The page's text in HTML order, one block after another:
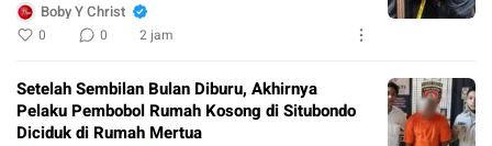
Boby Y Christ
0 0 2 jam
Setelah Sembilan Bulan Diburu, Akhirnya
Pelaku Pembobol Rumah Kosong di Situbondo
Diciduk di Rumah Mertua